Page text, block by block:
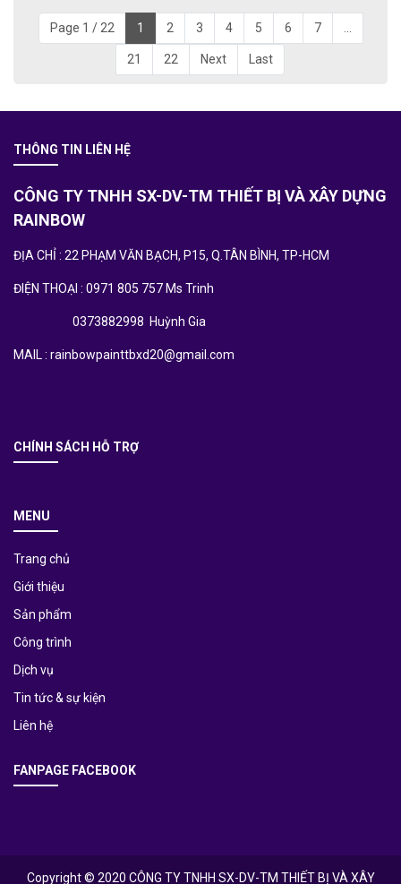
Page 1 / 22 1 2 3 4 5 6 7 ...
21 22 Next Last
THÔNG TIN LIÊN HỆ
CÔNG TY TNHH SX-DV-TM THIẾT BỊ VÀ XÂY DỰNG
RAINBOW
ĐỊA CHỈ : 22 PHẠM VĂN BẠCH, P15, Q.TÂN BÌNH, TP-HCM
ĐIỆN THOẠI : 0971 805 757 Ms Trinh
0373882998 Huỳnh Gia
MAIL : rainbowpainttbxd20@gmail.com
CHÍNH SÁCH HỖ TRỢ
MENU
Trang chủ
Giới thiệu
Sản phẩm
Công trình
Dịch vụ
Tin tức & sự kiện
Liên hệ
FANPAGE FACEBOOK
Copyright © 2020 CÔNG TY TNHH SX-DV-TM THIẾT BỊ VÀ XÂY